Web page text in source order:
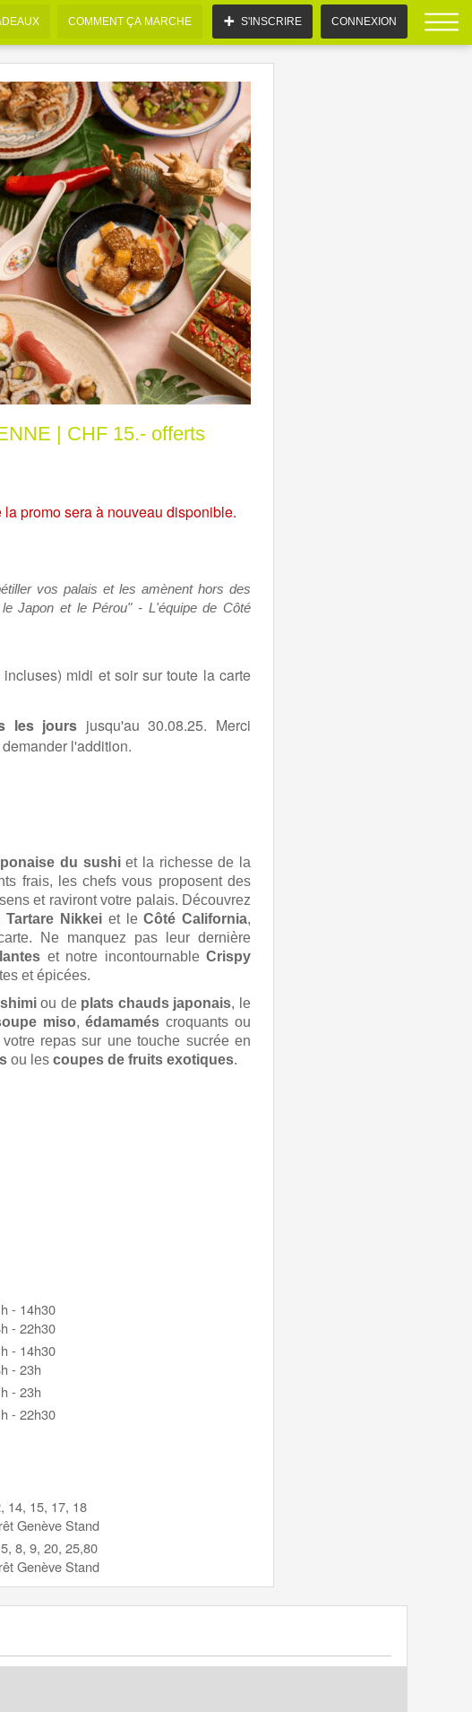
COMMENT ÇA MARCHE S'INSCRIRE CONNEXION
| CHF 15.- offerts
promo sera à nouveau disponible.
vos palais et les amènent hors des
Japon et le Pérou" - L'équipe de Côté
midi et soir sur toute la carte
les jours jusqu'au 30.08.25. Merci
l'addition.
du sushiet la richesse de la
frais, les chefs vous proposent des
et raviront votre palais. Découvrez
Tartare Nikkei et leCôté California,
Ne manquez pas leur dernière
et notre incontournableCrispy
et épicées.
ou de plats chauds japonais, le
miso,édamamés croquants ou
repas sur une touche sucrée en
ou les coupes de fruits exotiques.
- 14h30
- 22h30
- 14h30
- 23h
- 23h
- 22h30
14, 15, 17, 18
Genève Stand
8, 9, 20, 25,80
Genève Stand